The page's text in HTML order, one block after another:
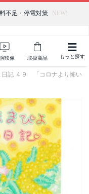
不足・停電対策 NEW!
映像 取扱商品 もっと探す
日記 ４９ 「コロナより怖い